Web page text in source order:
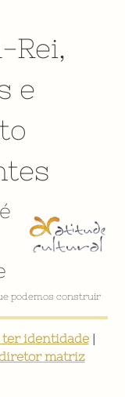
Rei,
e
podemos construir
identidade|
matriz